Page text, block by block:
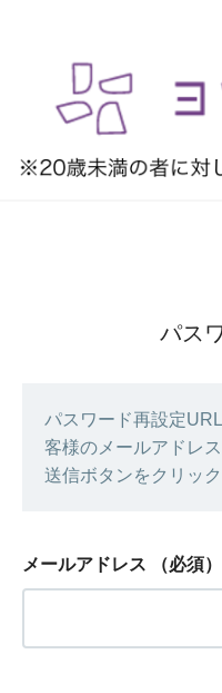
パス
パスワード再設定
客様のメールアドレス
送信ボタンをクリッ
メールアドレス （必須）